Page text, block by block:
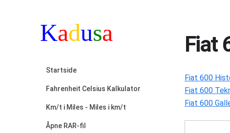
Startside
Fahrenheit Celsius Kalkulator
Km/t i Miles - Miles i km/t
Åpne RAR-fil
Fiat
Fiat 600
Fiat 600
Fiat 600